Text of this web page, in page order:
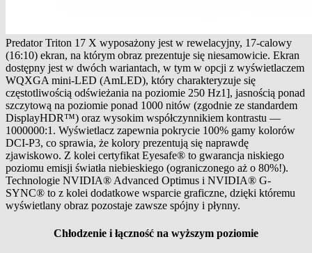
Predator Triton 17 X wyposażony jest w rewelacyjny, 17-calowy
(16:10) ekran, na którym obraz prezentuje się niesamowicie. Ekran
dostępny jest w dwóch wariantach, w tym w opcji z wyświetlaczem
WQXGA mini-LED (AmLED), który charakteryzuje się
częstotliwością odświeżania na poziomie 250 Hz1], jasnością ponad
szczytową na poziomie ponad 1000 nitów (zgodnie ze standardem
DisplayHDR™) oraz wysokim współczynnikiem kontrastu —
1000000:1. Wyświetlacz zapewnia pokrycie 100% gamy kolorów
DCI-P3, co sprawia, że kolory prezentują się naprawdę
zjawiskowo. Z kolei certyfikat Eyesafe® to gwarancja niskiego
poziomu emisji światła niebieskiego (ograniczonego aż o 80%!).
Technologie NVIDIA® Advanced Optimus i NVIDIA® G-
SYNC® to z kolei dodatkowe wsparcie graficzne, dzięki któremu
wyświetlany obraz pozostaje zawsze spójny i płynny.
Chłodzenie i łączność na wyższym poziomie